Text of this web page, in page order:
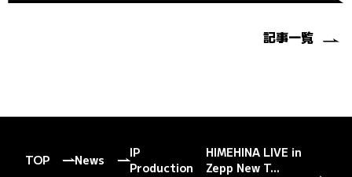
記事一覧
TOP News
IP
Production
HIMEHINA LIVE in
Zepp New T...